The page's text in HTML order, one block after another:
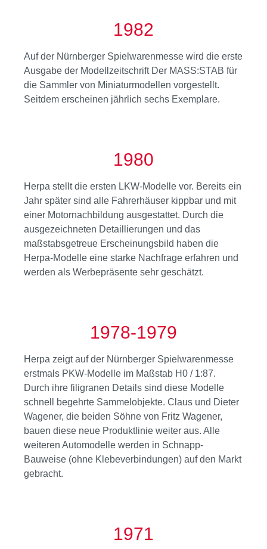
1982
Auf der Nürnberger Spielwarenmesse wird die erste
Ausgabe der Modellzeitschrift Der MASS:STAB für
die Sammler von Miniaturmodellen vorgestellt.
Seitdem erscheinen jährlich sechs Exemplare.
1980
Herpa stellt die ersten LKW-Modelle vor. Bereits ein
Jahr später sind alle Fahrerhäuser kippbar und mit
einer Motornachbildung ausgestattet. Durch die
ausgezeichneten Detaillierungen und das
maßstabsgetreue Erscheinungsbild haben die
Herpa-Modelle eine starke Nachfrage erfahren und
werden als Werbepräsente sehr geschätzt.
1978-1979
Herpa zeigt auf der Nürnberger Spielwarenmesse
erstmals PKW-Modelle im Maßstab H0 / 1:87.
Durch ihre filigranen Details sind diese Modelle
schnell begehrte Sammelobjekte. Claus und Dieter
Wagener, die beiden Söhne von Fritz Wagener,
bauen diese neue Produktlinie weiter aus. Alle
weiteren Automodelle werden in Schnapp-
Bauweise (ohne Klebeverbindungen) auf den Markt
gebracht.
1971